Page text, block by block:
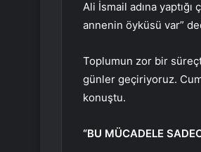
Ali İsmail adına
annenin öyküsü var”
Toplumun zor bir
günler geçiriyoruz.
konuştu.
“BU MÜCADELE